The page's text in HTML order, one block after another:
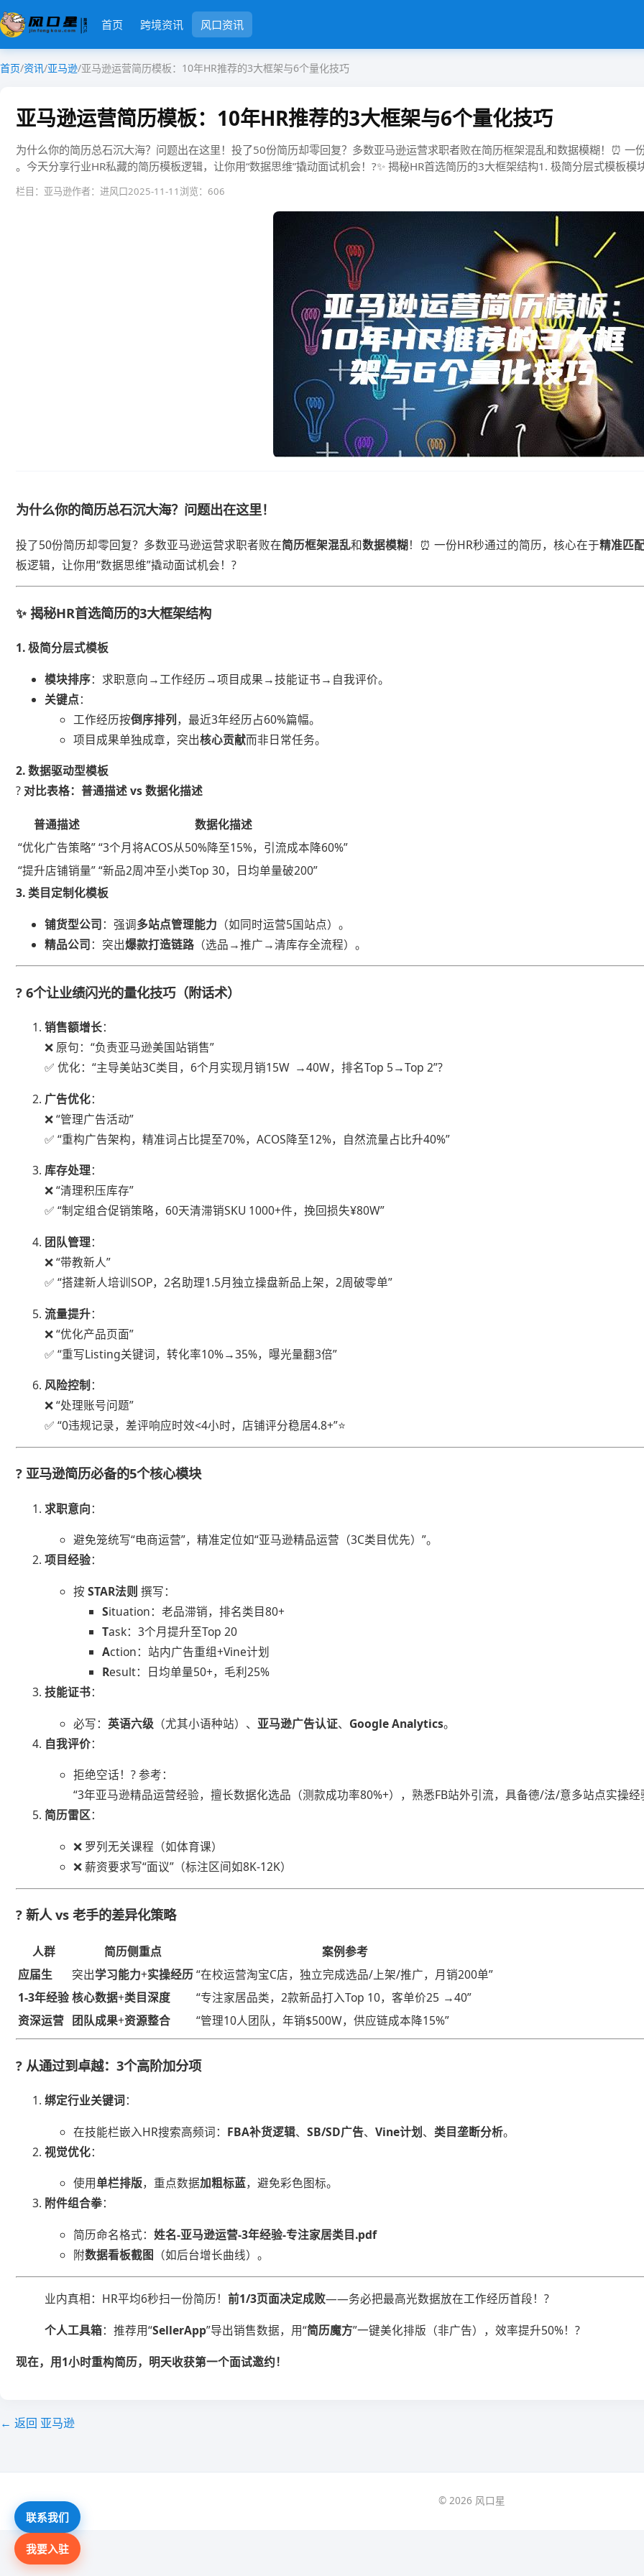
首页 跨境资讯 风口资讯
首页/资讯/亚马逊/亚马逊运营简历模板：10年HR推荐的3大框架与6个量化技巧
亚马逊运营简历模板：10年HR推荐的3大框架与6个量化技巧
为什么你的简历总石沉大海？问题出在这里！投了50份简历却零回复？多数亚马逊运营求职者败在​​简历框架混乱​​和​​数据模糊​​！⏰
。今天分享行业HR私藏的简历模板逻辑，让你用“数据思维”撬动面试机会！?✨ 揭秘HR首选简历的3大框架结构​​1. 极简分层式模
栏目：亚马逊作者：进风口2025-11-11 浏览：606
为什么你的简历总石沉大海？问题出在这里！
投了50份简历却零回复？多数亚马逊运营求职者败在​​简历框架混乱​​和​​数据模糊​​！⏰ 一份HR秒通过的简历，核心在于​精准匹
板逻辑，让你用“数据思维”撬动面试机会！?
✨ 揭秘HR首选简历的3大框架结构
​1. 极简分层式模板​
​模块排序​​：求职意向→工作经历→项目成果→技能证书→自我评价。
​关键点​​：
工作经历按​​倒序排列​​，最近3年经历占60%篇幅。
项目成果单独成章，突出​​核心贡献​​而非日常任务。
​2. 数据驱动型模板​
? ​ ​对比表格：普通描述 vs 数据化描述​
普通描述
数据化描述
“优化广告策略”“3个月将ACOS从50%降至15%，引流成本降60%”
“提升店铺销量”“新品2周冲至小类Top 30，日均单量破200”
​3. 类目定制化模板​
​铺货型公司​​：强调​​多站点管理能力​ ​（如同时运营5国站点）。
​精品公司​​：突出​​爆款打造链路​ ​（选品→推广→清库存全流程）。
? 6个让业绩闪光的量化技巧（附话术）
​销售额增长​​：
❌ 原句：“负责亚马逊美国站销售”
✅ 优化：“主导美站3C类目，6个月实现月销15W →40W，排名Top 5→Top 2”?
​广告优化​​：
❌ “管理广告活动”
✅ “重构广告架构，精准词占比提至70%，ACOS降至12%，自然流量占比升40%”
​库存处理​​：
❌ “清理积压库存”
✅ “制定组合促销策略，60天清滞销SKU 1000+件，挽回损失¥80W”
​团队管理​​：
❌ “带教新人”
✅ “搭建新人培训SOP，2名助理1.5月独立操盘新品上架，2周破零单”
​流量提升​​：
❌ “优化产品页面”
✅ “重写Listing关键词，转化率10%→35%，曝光量翻3倍”
​风险控制​​：
❌ “处理账号问题”
✅ “0违规记录，差评响应时效<4小时，店铺评分稳居4.8+”⭐
? 亚马逊简历必备的5个核心模块
​求职意向​​：
避免笼统写“电商运营”，精准定位如“亚马逊精品运营（3C类目优先）”。
​项目经验​​：
按 ​​STAR法则​ ​ 撰写：
​S​​ituation：老品滞销，排名类目80+
​T​​ask：3个月提升至Top 20
​A​​ction：站内广告重组+Vine计划
​R​​esult：日均单量50+，毛利25%
​技能证书​​：
必写：​ ​英语六级​ ​（尤其小语种站）、​​亚马逊广告认证​​、​ ​Google Analytics​​。
​自我评价​​：
拒绝空话！? 参考：
“3年亚马逊精品运营经验，擅长数据化选品（测款成功率80%+），熟悉FB站外引流，具备德/法/意多站点实操经
​简历雷区​​：
❌ 罗列无关课程（如体育课）
❌ 薪资要求写“面议”（标注区间如8K-12K）
? 新人 vs 老手的差异化策略
人群 简历侧重点
案例参考
​应届生​
突出​​学习能力​​+​​实操经历​“在校运营淘宝C店，独立完成选品/上架/推广，月销200单”
​1-3年经验​​核心数据​​+​​类目深度​ “专注家居品类，2款新品打入Top 10，客单价25 →40”
​资深运营​ ​团队成果​​+​​资源整合​ “管理10人团队，年销$500W，供应链成本降15%”
? 从通过到卓越：3个高阶加分项
​绑定行业关键词​​：
在技能栏嵌入HR搜索高频词：​ ​FBA补货逻辑​​、​​SB/SD广告​​、​​Vine计划​​、​​类目垄断分析​​。
​视觉优化​​：
使用​​单栏排版​​，重点数据​​加粗标蓝​​，避免彩色图标。
​附件组合拳​​：
简历命名格式：​​姓名-亚马逊运营-3年经验-专注家居类目.pdf​
附​​数据看板截图​ ​（如后台增长曲线）。
业内真相：HR平均6秒扫一份简历！​​前1/3页面决定成败​​——务必把最高光数据放在工作经历首段！?
​个人工具箱​​：推荐用“​​SellerApp​​”导出销售数据，用“​​简历魔方​​”一键美化排版（非广告），效率提升50%！?️
​现在，用1小时重构简历，明天收获第一个面试邀约！​
← 返回 亚马逊
© 2026 风口星
联系我们
我要入驻